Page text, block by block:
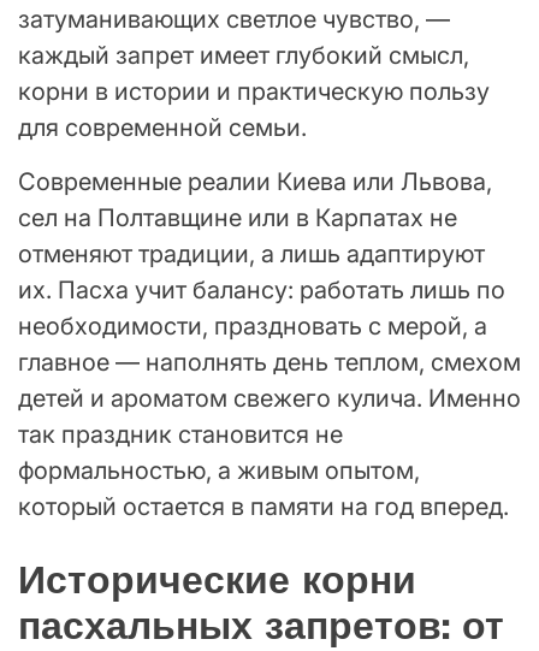
затуманивающих светлое чувство, —
каждый запрет имеет глубокий смысл,
корни в истории и практическую пользу
для современной семьи.
Современные реалии Киева или Львова,
сел на Полтавщине или в Карпатах не
отменяют традиции, а лишь адаптируют
их. Пасха учит балансу: работать лишь по
необходимости, праздновать с мерой, а
главное — наполнять день теплом, смехом
детей и ароматом свежего кулича. Именно
так праздник становится не
формальностью, а живым опытом,
который остается в памяти на год вперед.
Исторические корни
пасхальных запретов: от